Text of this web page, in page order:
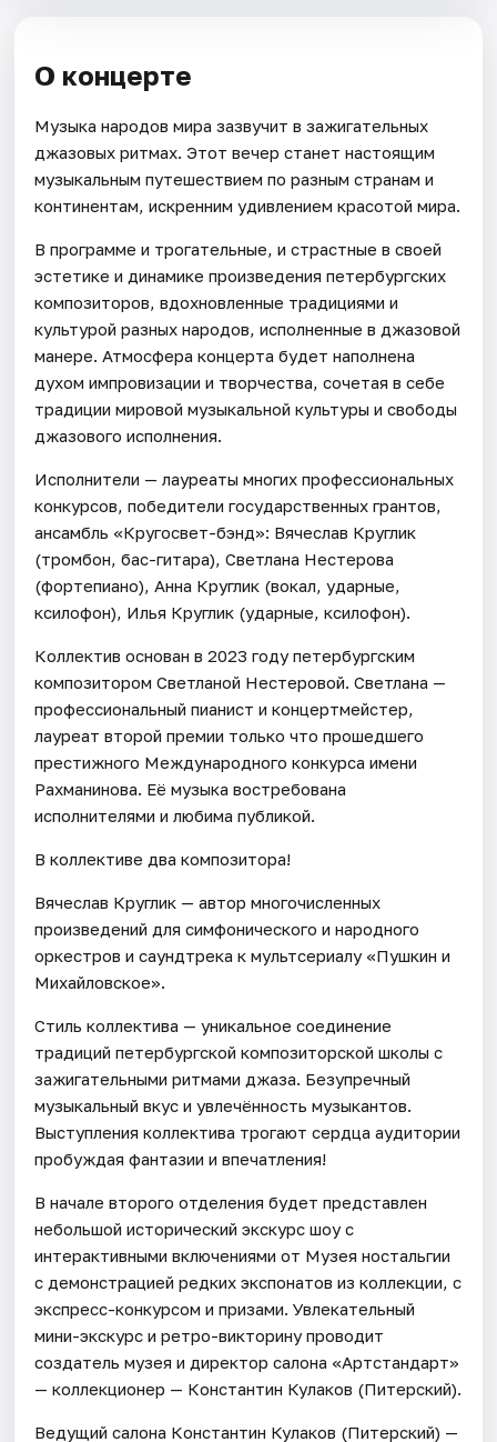
О концерте
Музыка народов мира зазвучит в зажигательных
джазовых ритмах. Этот вечер станет настоящим
музыкальным путешествием по разным странам и
континентам, искренним удивлением красотой мира.
В программе и трогательные, и страстные в своей
эстетике и динамике произведения петербургских
композиторов, вдохновленные традициями и
культурой разных народов, исполненные в джазовой
манере. Атмосфера концерта будет наполнена
духом импровизации и творчества, сочетая в себе
традиции мировой музыкальной культуры и свободы
джазового исполнения.
Исполнители — лауреаты многих профессиональных
конкурсов, победители государственных грантов,
ансамбль «Кругосвет-бэнд»: Вячеслав Круглик
(тромбон, бас-гитара), Светлана Нестерова
(фортепиано), Анна Круглик (вокал, ударные,
ксилофон), Илья Круглик (ударные, ксилофон).
Коллектив основан в 2023 году петербургским
композитором Светланой Нестеровой. Светлана —
профессиональный пианист и концертмейстер,
лауреат второй премии только что прошедшего
престижного Международного конкурса имени
Рахманинова. Её музыка востребована
исполнителями и любима публикой.
В коллективе два композитора!
Вячеслав Круглик — автор многочисленных
произведений для симфонического и народного
оркестров и саундтрека к мультсериалу «Пушкин и
Михайловское».
Стиль коллектива — уникальное соединение
традиций петербургской композиторской школы с
зажигательными ритмами джаза. Безупречный
музыкальный вкус и увлечённость музыкантов.
Выступления коллектива трогают сердца аудитории
пробуждая фантазии и впечатления!
В начале второго отделения будет представлен
небольшой исторический экскурс шоу с
интерактивными включениями от Музея ностальгии
с демонстрацией редких экспонатов из коллекции, с
экспресс-конкурсом и призами. Увлекательный
мини-экскурс и ретро-викторину проводит
создатель музея и директор салона «Артстандарт»
— коллекционер — Константин Кулаков (Питерский).
Ведущий салона Константин Кулаков (Питерский) —